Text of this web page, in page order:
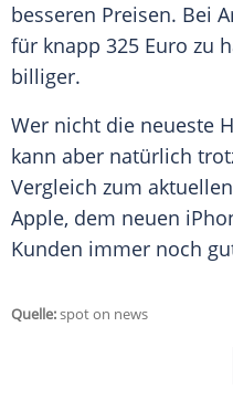
besseren Preisen. Bei
für knapp 325 Euro zu
billiger.
Wer nicht die neueste
kann aber natürlich
Vergleich zum aktuellen
Apple, dem neuen
Kunden immer noch
Quelle:spot on news